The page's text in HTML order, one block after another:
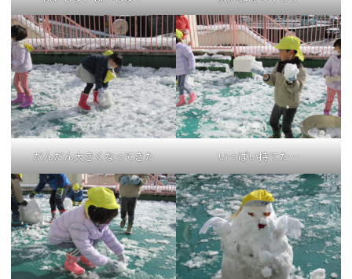
だんだん大きくなってきた いっぱい持てた…